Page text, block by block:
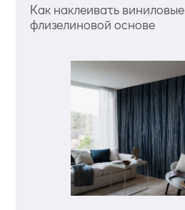
Как наклеивать
флизелиновой основе